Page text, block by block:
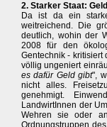
2. Starker Staat:
Da ist da ein
weitreichend. Die
deutlich, wohin der
2008 für den
Gentechnik - kritisiert
völlig ungeniert
es dafür Geld gibt",
nicht alles.
genehmigt.
LandwirtInnen der
Wehren sie oder